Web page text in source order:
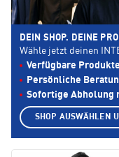
DEIN SHOP. DEINE
Wähle jetzt deinen
Verfügbare
Persönliche
Sofortige Abholung